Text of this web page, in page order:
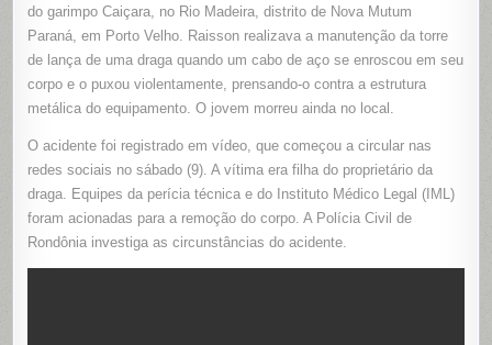
CABO
AÇO
DRAGA
(RO)
do garimpo Caiçara, no Rio Madeira, distrito de Nova Mutum
Paraná, em Porto Velho. Raisson realizava a manutenção da torre
de lança de uma draga quando um cabo de aço se enroscou em seu
corpo e o puxou violentamente, prensando-o contra a estrutura
metálica do equipamento. O jovem morreu ainda no local.
O acidente foi registrado em vídeo, que começou a circular nas
redes sociais no sábado (9). A vítima era filha do proprietário da
draga. Equipes da perícia técnica e do Instituto Médico Legal (IML)
foram acionadas para a remoção do corpo. A Polícia Civil de
Rondônia investiga as circunstâncias do acidente.